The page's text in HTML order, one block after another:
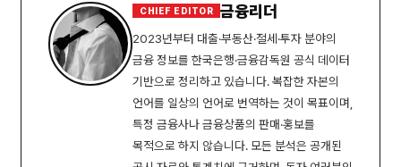
CHIEF EDITOR 금융리더
2023년부터 대출·부동산·절세·투자 분야의
금융 정보를 한국은행·금융감독원 공식 데이터
기반으로 정리하고 있습니다. 복잡한 자본의
언어를 일상의 언어로 번역하는 것이 목표이며,
특정 금융사나 금융상품의 판매·홍보를
목적으로 하지 않습니다. 모든 분석은 공개된